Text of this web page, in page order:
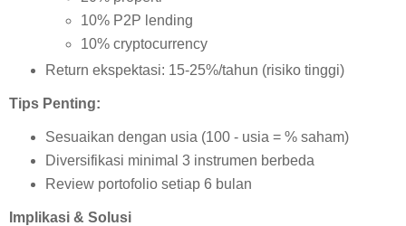
10% P2P lending
10% cryptocurrency
Return ekspektasi: 15-25%/tahun (risiko tinggi)
Tips Penting:
Sesuaikan dengan usia (100 - usia = % saham)
Diversifikasi minimal 3 instrumen berbeda
Review portofolio setiap 6 bulan
Implikasi & Solusi